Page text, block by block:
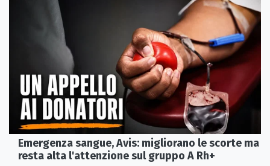
Emergenza sangue, Avis: migliorano le scorte ma
resta alta l'attenzione sul gruppo A Rh+